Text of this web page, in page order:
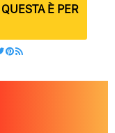
È PER